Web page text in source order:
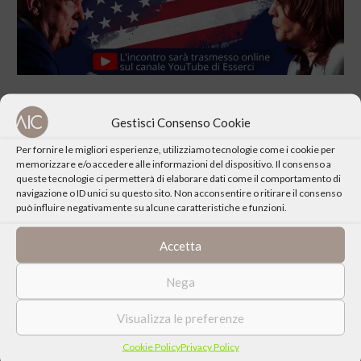
Gestisci Consenso Cookie
Per fornire le migliori esperienze, utilizziamo tecnologie come i cookie per
memorizzare e/o accedere alle informazioni del dispositivo. Il consenso a
queste tecnologie ci permetterà di elaborare dati come il comportamento di
navigazione o ID unici su questo sito. Non acconsentire o ritirare il consenso
può influire negativamente su alcune caratteristiche e funzioni.
Accetta
Nega
Visualizza le preferenze
Cookie PolicyPrivacy Policy
CONDIVIDI QUESTO EVENTO